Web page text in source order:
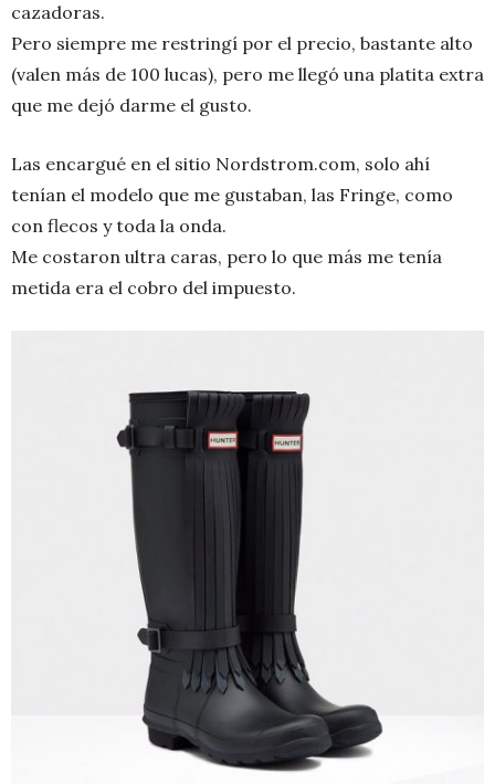
cazadoras.
Pero siempre me restringí por el precio, bastante alto
(valen más de 100 lucas), pero me llegó una platita extra
que me dejó darme el gusto.
Las encargué en el sitio Nordstrom.com, solo ahí
tenían el modelo que me gustaban, las Fringe, como
con flecos y toda la onda.
Me costaron ultra caras, pero lo que más me tenía
metida era el cobro del impuesto.